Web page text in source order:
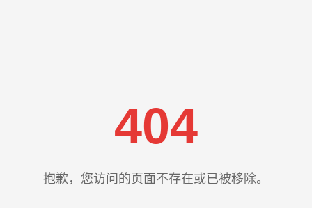
404
抱歉，您访问的页面不存在或已被移除。